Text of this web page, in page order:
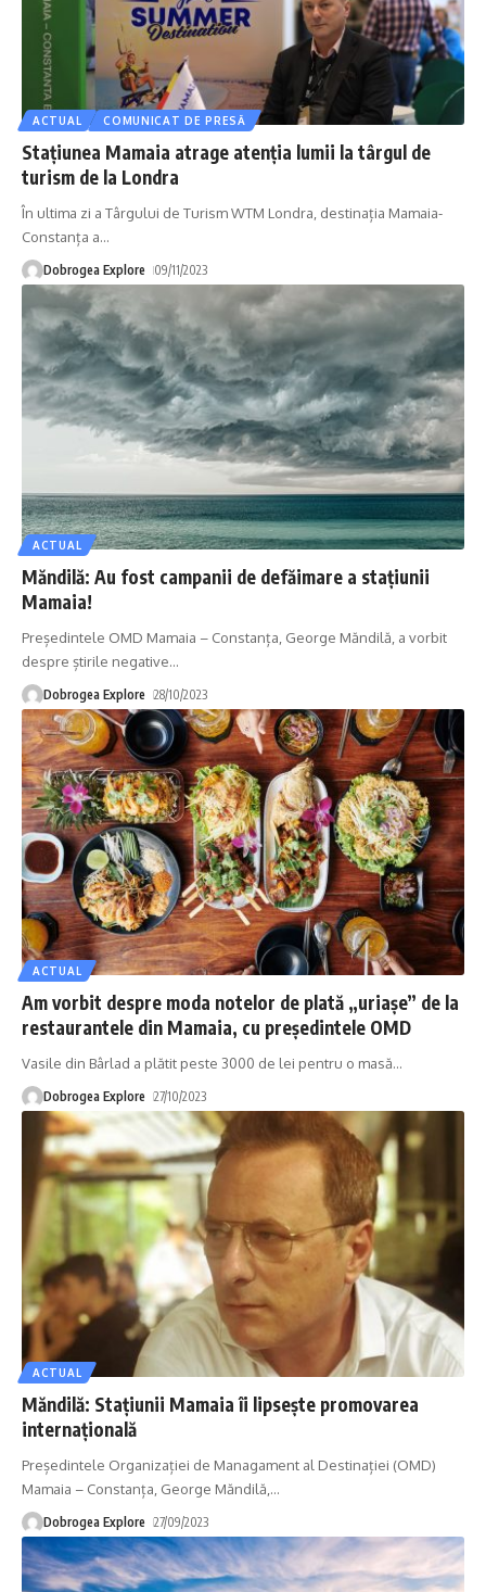
ACTUAL COMUNICAT DE PRESĂ
Stațiunea Mamaia atrage atenția lumii la târgul de
turism de la Londra
În ultima zi a Târgului de Turism WTM Londra, destinația Mamaia-
Constanța a…
Dobrogea Explore 09/11/2023
ACTUAL
Măndilă: Au fost campanii de defăimare a stațiunii
Mamaia!
Președintele OMD Mamaia – Constanța, George Măndilă, a vorbit
despre știrile negative…
Dobrogea Explore 28/10/2023
ACTUAL
Am vorbit despre moda notelor de plată „uriașe” de la
restaurantele din Mamaia, cu președintele OMD
Vasile din Bârlad a plătit peste 3000 de lei pentru o masă…
Dobrogea Explore 27/10/2023
ACTUAL
Măndilă: Stațiunii Mamaia îi lipsește promovarea
internațională
Președintele Organizației de Managament al Destinației (OMD)
Mamaia – Constanța, George Măndilă, …
Dobrogea Explore 27/09/2023